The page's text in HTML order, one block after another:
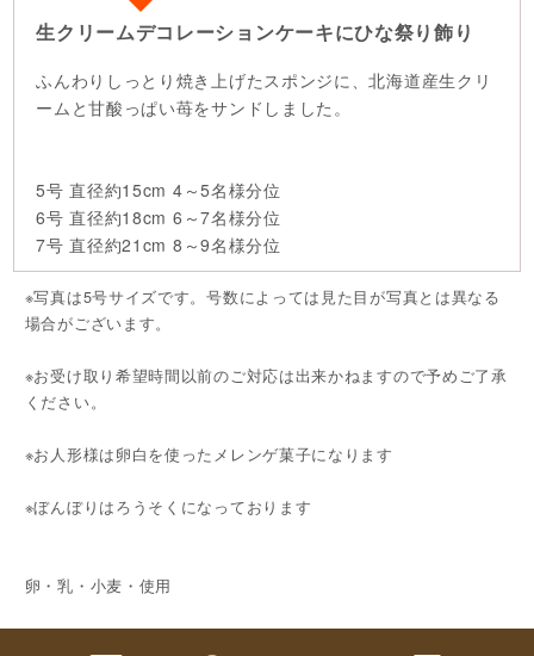
生クリームデコレーションケーキにひな祭り飾り
ふんわりしっとり焼き上げたスポンジに、北海道産生クリ
ームと甘酸っぱい苺をサンドしました。
5号 直径約15cm 4～5名様分位
6号 直径約18cm 6～7名様分位
7号 直径約21cm 8～9名様分位
※写真は5号サイズです。号数によっては見た目が写真とは異なる
場合がございます。
※お受け取り希望時間以前のご対応は出来かねますので予めご了承
ください。
※お人形様は卵白を使ったメレンゲ菓子になります
※ぼんぼりはろうそくになっております
卵・乳・小麦・使用